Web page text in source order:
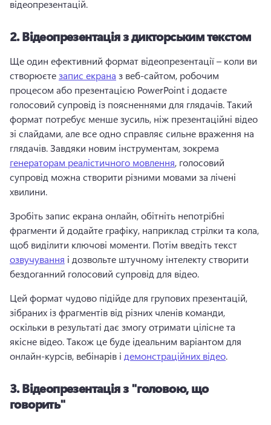
відеопрезентацій.
2.Відеопрезентація з дикторським текстом
Ще один ефективний формат відеопрезентації – коли ви
створюєте запис екрана з веб-сайтом, робочим
процесом або презентацією PowerPoint і додаєте
голосовий супровід із поясненнями для глядачів. Такий
формат потребує менше зусиль, ніж презентаційні відео
зі слайдами, але все одно справляє сильне враження на
глядачів. Завдяки новим інструментам, зокрема
генераторам реалістичного мовлення, голосовий
супровід можна створити різними мовами за лічені
хвилини.
Зробіть запис екрана онлайн, обітніть непотрібні
фрагменти й додайте графіку, наприклад стрілки та кола,
щоб виділити ключові моменти. Потім введіть текст
озвучування і дозвольте штучному інтелекту створити
бездоганний голосовий супровід для відео.
Цей формат чудово підійде для групових презентацій,
зібраних із фрагментів від різних членів команди,
оскільки в результаті дає змогу отримати цілісне та
якісне відео. Також це буде ідеальним варіантом для
онлайн-курсів, вебінарів і демонстраційних відео.
3.Відеопрезентація з "головою, що
говорить"